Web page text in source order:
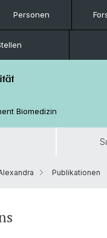
Personen
Biomedizin
Publikationen